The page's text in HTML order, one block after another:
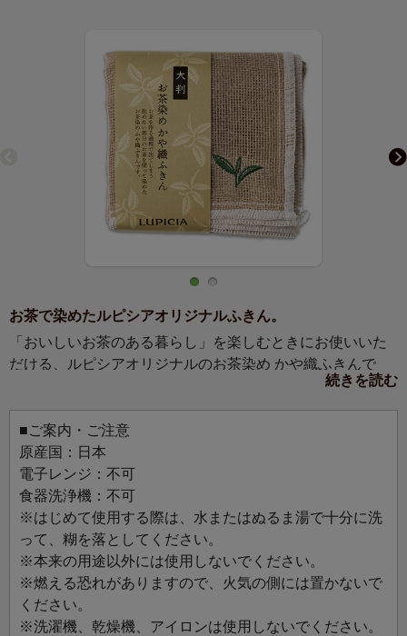
お茶で染めたルピシアオリジナルふきん。
「おいしいお茶のある暮らし」を楽しむときにお使いいた
だける、ルピシアオリジナルのお茶染め かや織ふきんで
お茶を作る過程で出てしまう、飲めない部分のお茶を使っ
て染めています。天然原料由来の再生繊維であるレーヨン
は、やさしい手触りで吸水性・放湿性に優れているため、
お茶まわりで使っていただくのにおすすめです。
大判サイズは、器などを拭くのにも便利です。
お茶の葉のワンポイント刺繍も入っており、気軽な贈りも
のにも。
※お手入れ方法
煮洗い（煮沸消毒）もしくは、台所用中性洗剤（またはふ
きん用石けん）で手洗いし、天日干しを推奨いたします。
続きを読む
■ご案内・ご注意
原産国：日本
電子レンジ：不可
食器洗浄機：不可
※はじめて使用する際は、水またはぬるま湯で十分に洗
って、糊を落としてください。
※本来の用途以外には使用しないでください。
※燃える恐れがありますので、火気の側には置かないで
ください。
※洗濯機、乾燥機、アイロンは使用しないでください。